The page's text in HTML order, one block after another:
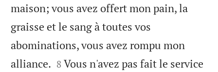
maison; vous avez offert mon pain, la
graisse et le sang à toutes vos
abominations, vous avez rompu mon
alliance. 

8 Vous n'avez pas fait le service